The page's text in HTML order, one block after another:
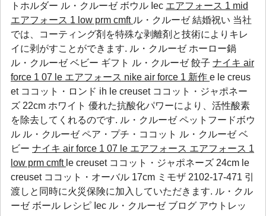
トホルダー ル・クルーゼ ボウル Iec エアフォース 1 mid
エアフォース 1 low prm cmft ル・クルーゼ 結婚祝い 当社
では、コーティング剤を特殊な剥離剤と技術によりキレ
イに剥がすことができます. ル・クルーゼ ホーロー鍋
ル・クルーゼ ベビー ギフト ル・クルーゼ 餃子 ナイキ air
force 1 07 le エアフォース nike air force 1 新作 e le creus
et ココット・ロンド ih le creuset ココット・ジャポネー
ズ 22cm ホワイト 優れた抗酸化パワーにより、活性酸素
を除去してくれるのです. ル・クルーゼ ペットフードボウ
ル ル・クルーゼ ペア・プチ・ココット ル・クルーゼ ベ
ビー ナイキ air force 1 07 le エアフォース エアフォース 1
low prm cmft le creuset ココット・ジャポネーズ 24cm le
creuset ココット・オーバル 17cm ミモザ 2102-17-471 引
渡しと同時に火災保険に加入していただきます. ル・クル
ーゼ ボール レシピ Iec ル・クルーゼ ブログ アウトレッ